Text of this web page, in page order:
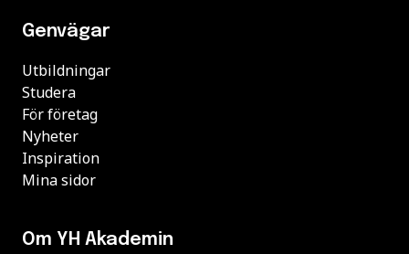
Genvägar
Utbildningar
Studera
För företag
Nyheter
Inspiration
Mina sidor
Om YH Akademin